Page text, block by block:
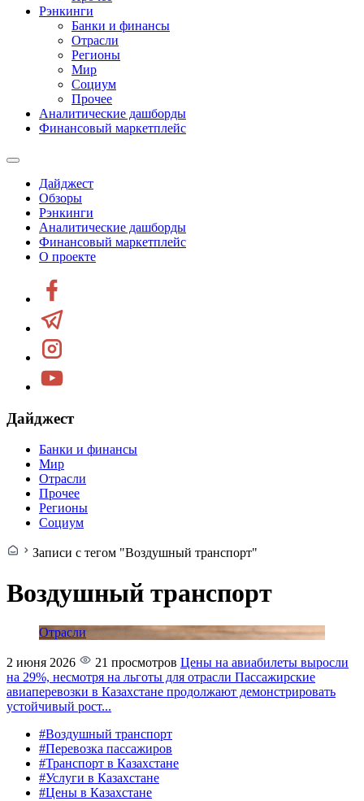
Рэнкинги
Банки и финансы
Отрасли
Регионы
Мир
Социум
Прочее
Аналитические дашборды
Финансовый маркетплейс
Дайджест
Обзоры
Рэнкинги
Аналитические дашборды
Финансовый маркетплейс
О проекте
Дайджест
Банки и финансы
Мир
Отрасли
Прочее
Регионы
Социум
Записи с тегом "Воздушный транспорт"
Воздушный транспорт
Отрасли
2 июня 2026 21 просмотров Цены на авиабилеты выросли
на 29%, несмотря на льготы для отрасли Пассажирские
авиаперевозки в Казахстане продолжают демонстрировать
устойчивый рост...
#Воздушный транспорт
#Перевозка пассажиров
#Транспорт в Казахстане
#Услуги в Казахстане
#Цены в Казахстане